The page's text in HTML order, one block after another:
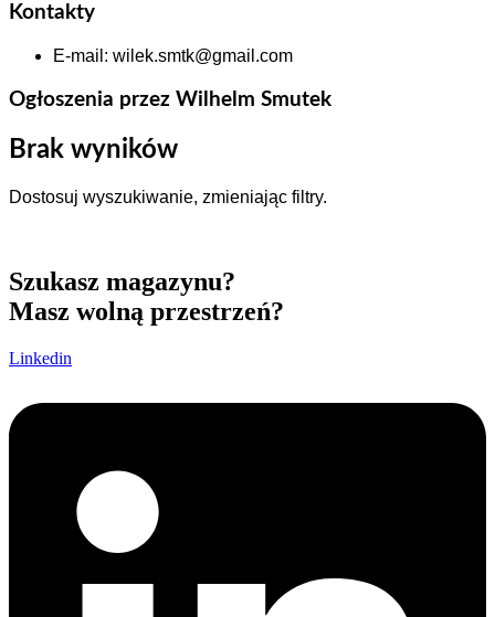
Kontakty
E-mail : wilek.smtk@gmail.com
Ogłoszenia przez Wilhelm Smutek
Brak wyników
Dostosuj wyszukiwanie, zmieniając filtry.
Szukasz magazynu?
Masz wolną przestrzeń?
Linkedin